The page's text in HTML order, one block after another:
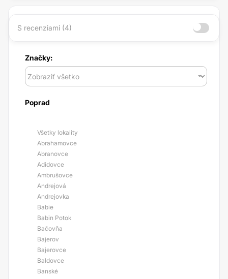
S recenziami (4)
Značky:
Poprad
Všetky lokality
Abrahamovce
Abranovce
Adidovce
Ambrušovce
Andrejová
Andrejovka
Babie
Babin Potok
Bačovňa
Bajerov
Bajerovce
Baldovce
Banské